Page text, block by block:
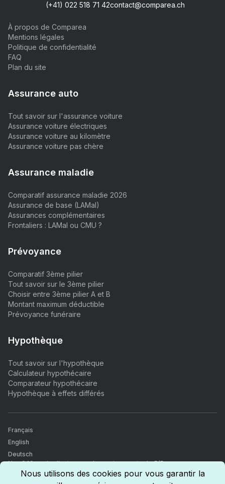
Nous utilisons des cookies pour vous garantir la
(+41) 022 518 71 42contact@comparea.ch
À propos de Comparea
Mentions légales
Politique de confidentialité
FAQ
Plan du site
Assurance auto
Tout savoir sur l'assurance voiture
Assurance voiture électriques
Assurance voiture au kilomètre
Assurance voiture pas chère
Assurance maladie
Comparatif assurance maladie 2026
Assurance de base (LAMal)
Assurances complémentaires
Frontaliers : LAMal ou CMU ?
Prévoyance
Comparatif 3ème pilier
Tout savoir sur le 3ème pilier
Choisir entre 3ème pilier A et B
Montant maximum déductible
Prévoyance funéraire
Hypothèque
Tout savoir sur l'hypothèque
Calculateur hypothécaire
Comparateur hypothécaire
Hypothèque à effets différés
Nos 940+ avis clients nous donnent une note de 5/5.
Comparateur d’assurances, finance & immobilier. Tous nos agents
sont certifiés par l'autorité fédérale de surveillance des marchés
Français
English
Deutsch